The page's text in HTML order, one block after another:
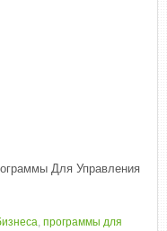
Для Управления
, программы для